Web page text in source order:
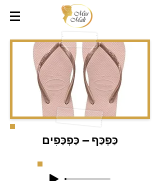
כַּפְכַּף – כַּפְכַּפִים